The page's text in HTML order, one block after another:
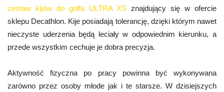
zestaw kijów do golfa ULTRA XS znajdujący się w ofercie
sklepu Decathlon. Kije posiadają tolerancję, dzięki którym nawet
nieczyste uderzenia będą leciały w odpowiednim kierunku, a
przede wszystkim cechuje je dobra precyzja.
Aktywność fizyczna po pracy powinna być wykonywana
zarówno przez osoby młode jak i te starsze. W dzisiejszych